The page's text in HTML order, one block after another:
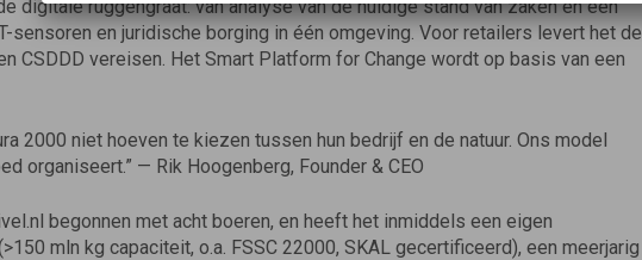
digitale ruggengraat: van analyse van de huidige stand van zaken en een
sensoren en juridische borging in één omgeving. Voor retailers levert het de
CSDDD vereisen. Het Smart Platform for Change wordt op basis van een
2000 niet hoeven te kiezen tussen hun bedrijf en de natuur. Ons model
organiseert.” — Rik Hoogenberg, Founder & CEO
begonnen met acht boeren, en heeft het inmiddels een eigen
mln kg capaciteit, o.a. FSSC 22000, SKAL gecertificeerd), een meerjarig